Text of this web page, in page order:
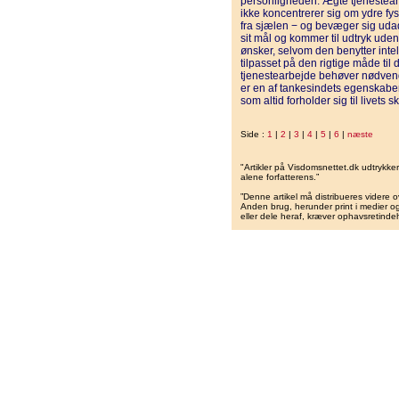
ikke koncentrerer sig om ydre
fra sjælen − og bevæger sig
sit mål og kommer til udtryk
ønsker, selvom den benytter
tilpasset på den rigtige måde til
tjenestearbejde behøver
er en af tankesindets
som altid forholder sig til livets
Side : 1 | 2 | 3 | 4 | 5 | 6 | næste
"Artikler på Visdomsnettet.dk
alene forfatterens.”
”Denne artikel må distribueres videre
Anden brug, herunder print i medier
eller dele heraf, kræver